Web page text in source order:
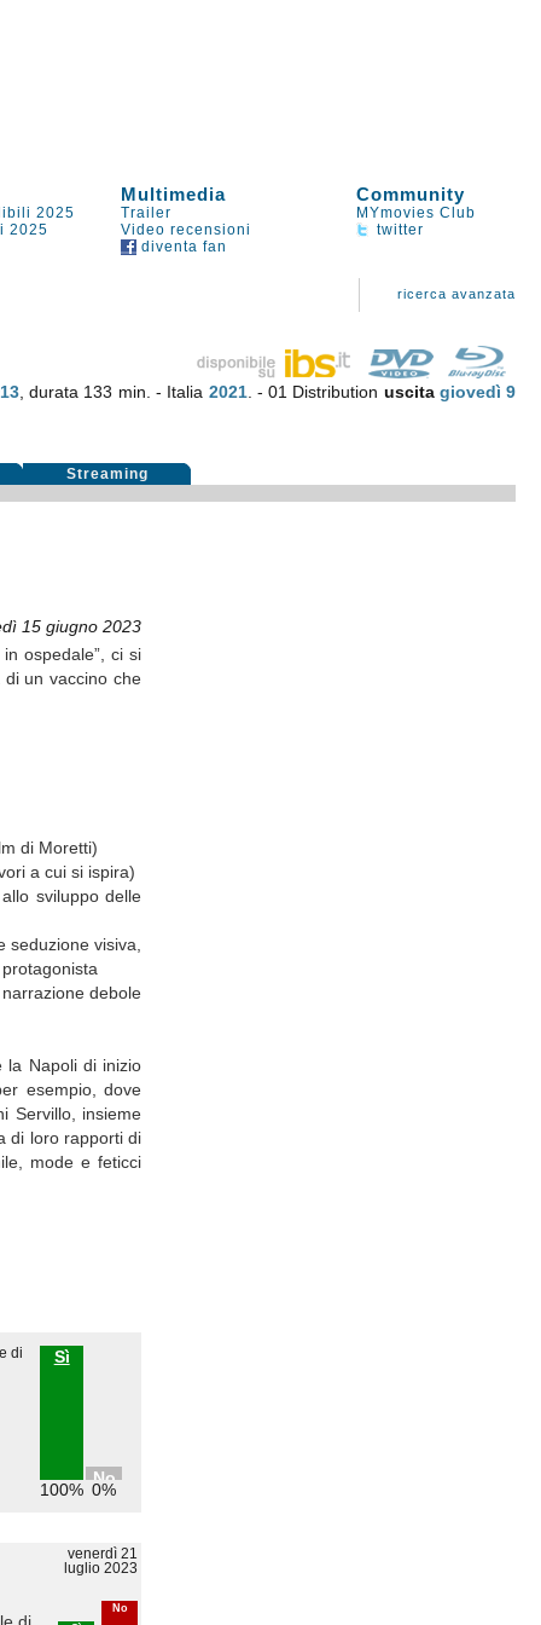
Multimedia Community
2025 Trailer
MYmovies Club
2025 Video recensioni
twitter
diventa fan
ricerca avanzata
, durata 133 min. - Italia 2021. - 01 Distribution uscita giovedì 9
Streaming
15 giugno 2023
ospedale”, ci si
un vaccino che
di Moretti)
a cui si ispira)
sviluppo delle
visiva,
debole
la Napoli di inizio
esempio, dove
Servillo, insieme
di loro rapporti di
mode e feticci
di
Sì
100%
No
0%
venerdì 21
luglio 2023
No